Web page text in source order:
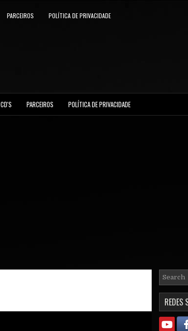
PARCEIROS POLÍTICA DE PRIVACIDADE
CD'S PARCEIROS POLÍTICA DE PRIVACIDADE
REDES